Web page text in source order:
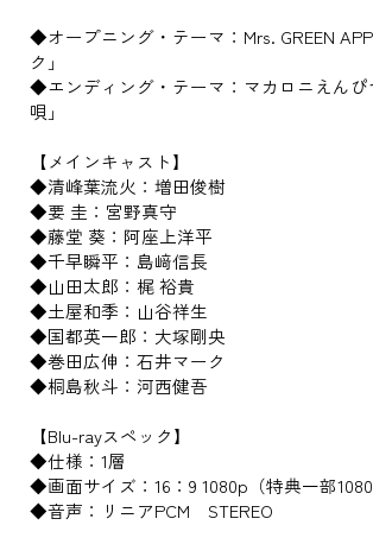
◆オープニング・テーマ：Mrs. GREEN
ク」
◆エンディング・テーマ：マカロニえんぴ
唄」
【メインキャスト】
◆清峰葉流火：増田俊樹
◆要 圭：宮野真守
◆藤堂 葵：阿座上洋平
◆千早瞬平：島﨑信長
◆山田太郎：梶 裕貴
◆土屋和季：山谷祥生
◆国都英一郎：大塚剛央
◆巻田広伸：石井マーク
◆桐島秋斗：河西健吾
【Blu-rayスペック】
◆仕様：1層
◆画面サイズ：16：9 1080p（特典一部1080i
◆音声：リニアPCM STEREO